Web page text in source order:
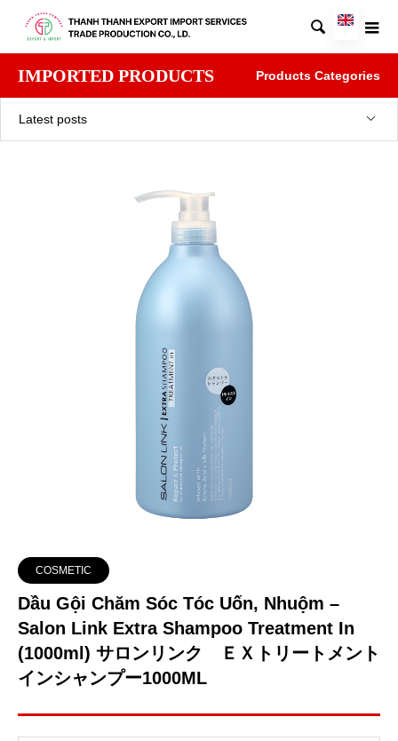

IMPORTED PRODUCTS Products Categories
Latest posts
COSMETIC
Dầu Gội Chăm Sóc Tóc Uốn, Nhuộm –
Salon Link Extra Shampoo Treatment In
(1000ml) サロンリンク ＥＸトリートメント
インシャンプー1000ML